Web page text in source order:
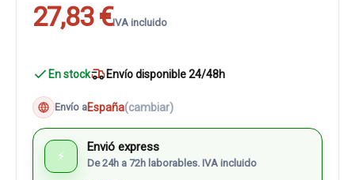
27,83 €IVA incluido
En stock Envío disponible 24/48h
Envío aEspaña(cambiar)
⚡
Envió express
De 24h a 72h laborables. IVA incluido